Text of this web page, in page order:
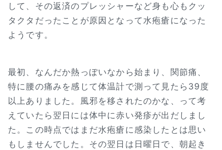
して、その返済のプレッシャーなど身も心もクッ
タクタだったことが原因となって水疱瘡になった
ようです。
最初、なんだか熱っぽいなから始まり、関節痛、
特に腰の痛みを感じて体温計で測って見たら39度
以上ありました。風邪を移されたのかな、って考
えていたら翌日には体中に赤い発疹が出だしまし
た。この時点ではまだ水疱瘡に感染したとは思い
もしませんでした。その翌日は日曜日で、朝起き